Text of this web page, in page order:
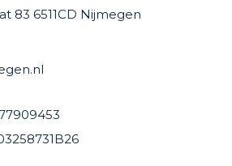
83 6511CD Nijmegen